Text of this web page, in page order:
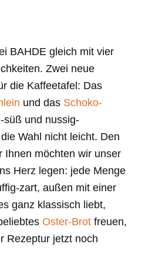
BAHDE gleich mit vier
Zwei neue
die Kaffeetafel: Das
und das Schoko-
süß und nussig-
Wahl nicht leicht. Den
Ihnen möchten wir unser
Herz legen: jede Menge
zart, außen mit einer
ganz klassisch liebt,
Oster-Brot freuen,
Rezeptur jetzt noch